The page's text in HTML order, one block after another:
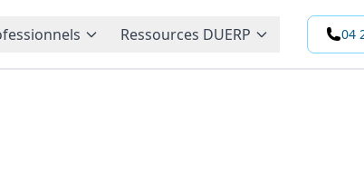
Ressources DUERP 04